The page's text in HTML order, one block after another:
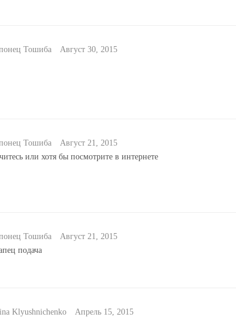
Тошиба Август 30, 2015
Тошиба
Август 21, 2015
или хотя бы посмотрите в интернете
Тошиба
Август 21, 2015
подача
Klyushnichenko
Aпрель 15, 2015